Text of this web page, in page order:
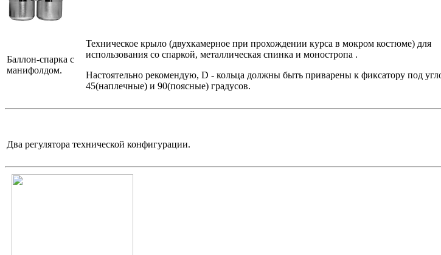
Баллон-спарка с
манифолдом.
Техническое крыло (двухкамерное при прохождении курса в мокром костюме) для
использования со спаркой, металлическая спинка и моностропа .
Настоятельно рекомендую, D - кольца должны быть приварены к фиксатору под
45(наплечные) и 90(поясные) градусов.
Два регулятора технической конфигурации.